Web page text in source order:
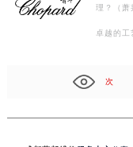
理？（萧
卓越的
次